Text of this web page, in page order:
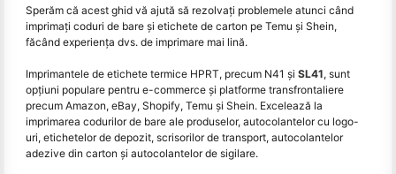
Sperăm că acest ghid vă ajută să rezolvați problemele atunci când
imprimați coduri de bare și etichete de carton pe Temu și Shein,
făcând experiența dvs. de imprimare mai lină.
Imprimantele de etichete termice HPRT, precum N41 și SL41, sunt
opțiuni populare pentru e-commerce și platforme transfrontaliere
precum Amazon, eBay, Shopify, Temu și Shein. Excelează la
imprimarea codurilor de bare ale produselor, autocolantelor cu logo-
uri, etichetelor de depozit, scrisorilor de transport, autocolantelor
adezive din carton și autocolantelor de sigilare.